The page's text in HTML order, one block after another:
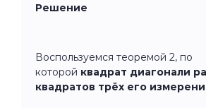
Решение
Воспользуемся теоремой 2, по
которой квадрат диагонали
квадратов трёх его